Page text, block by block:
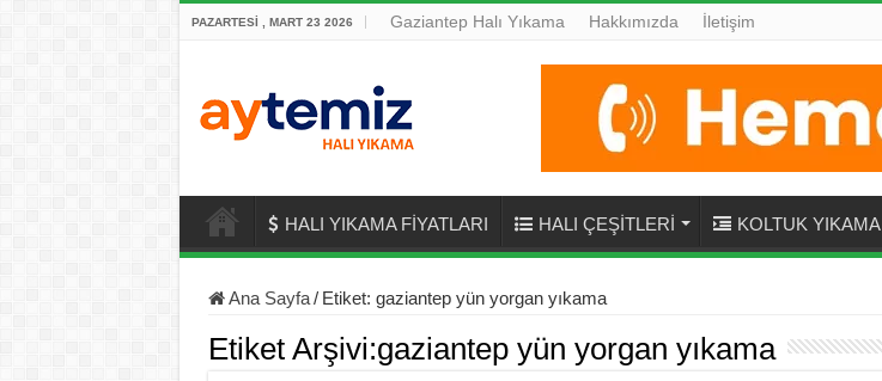
PAZARTESI , MART 23 2026 Gaziantep Halı Yıkama Hakkımızda İletişim
HALI YIKAMA FİYATLARI HALI ÇEŞİTLERİ KOLTUK YIKAMA
Ana Sayfa / Etiket: gaziantep yün yorgan yıkama
Etiket Arşivi:gaziantep yün yorgan yıkama